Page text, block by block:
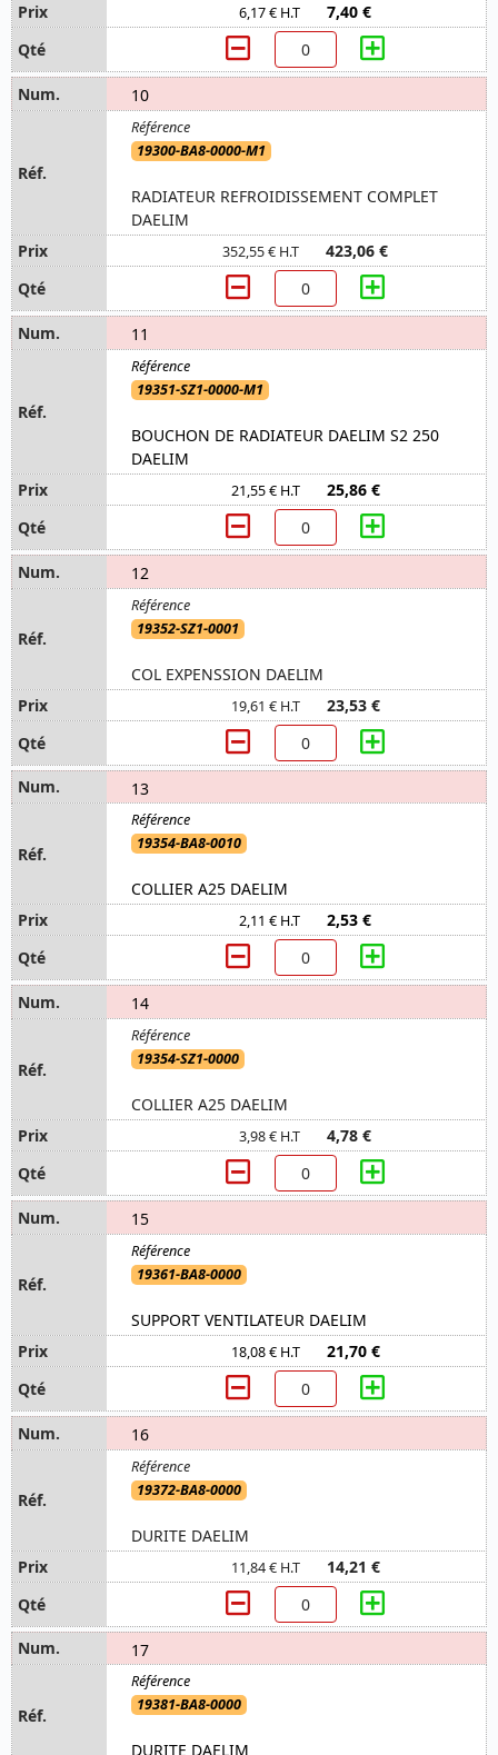
6,17 € H.T 7,40 €
10
19300-BA8-0000-M1
RADIATEUR REFROIDISSEMENT COMPLET
DAELIM
352,55 € H.T 423,06 €
11
19351-SZ1-0000-M1
BOUCHON DE RADIATEUR DAELIM S2 250
DAELIM
21,55 € H.T 25,86 €
12
19352-SZ1-0001
COL EXPENSSION DAELIM
19,61 € H.T 23,53 €
13
19354-BA8-0010
COLLIER A25 DAELIM
2,11 € H.T 2,53 €
14
19354-SZ1-0000
COLLIER A25 DAELIM
3,98 € H.T 4,78 €
15
19361-BA8-0000
SUPPORT VENTILATEUR DAELIM
18,08 € H.T 21,70 €
16
19372-BA8-0000
DURITE DAELIM
11,84 € H.T 14,21 €
17
19381-BA8-0000
DURITE DAELIM